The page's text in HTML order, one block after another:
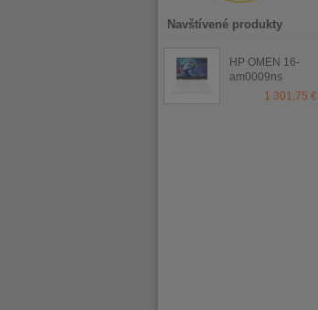
Navštívené produkty
HP OMEN 16-
am0009ns
Ceramic White
1 301,75 €